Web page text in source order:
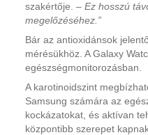
szakértője. – Ez hosszú
megelőzéséhez.”
Bár az antioxidánsok
mérésükhöz. A Galaxy
egészségmonitorozásban.
A karotinoidszint
Samsung számára az
kockázatokat, és aktívan
központibb szerepet